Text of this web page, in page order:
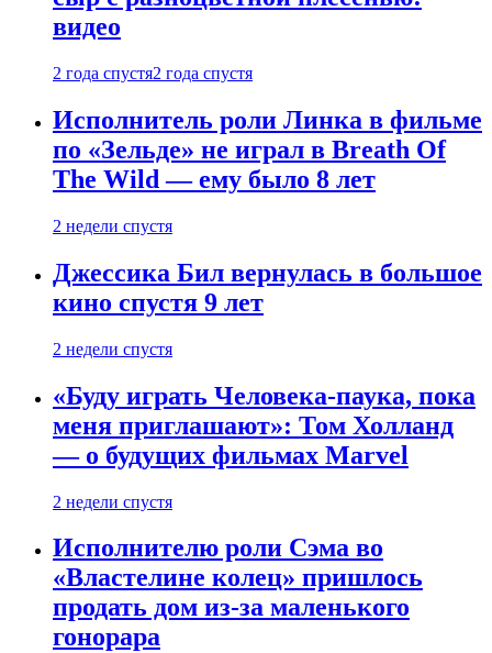
видео
2 года спустя2 года спустя
Исполнитель роли Линка в фильме
по «Зельде» не играл в Breath Of
The Wild — ему было 8 лет
2 недели спустя
Джессика Бил вернулась в большое
кино спустя 9 лет
2 недели спустя
«Буду играть Человека-паука, пока
меня приглашают»: Том Холланд
— о будущих фильмах Marvel
2 недели спустя
Исполнителю роли Сэма во
«Властелине колец» пришлось
продать дом из-за маленького
гонорара